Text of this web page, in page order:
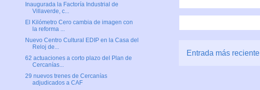
Entrada más reciente
Inaugurada la Factoría Industrial de
Villaverde, c...
El Kilómetro Cero cambia de imagen con
la reforma ...
Nuevo Centro Cultural EDIP en la Casa del
Reloj de...
62 actuaciones a corto plazo del Plan de
Cercanías...
29 nuevos trenes de Cercanías
adjudicados a CAF